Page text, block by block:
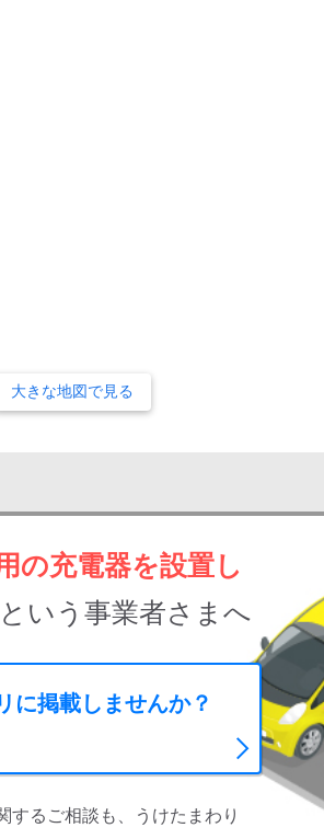
大きな地図で見る
の充電器を設置し
いう事業者さまへ
に掲載しませんか？
するご相談も、うけたまわり